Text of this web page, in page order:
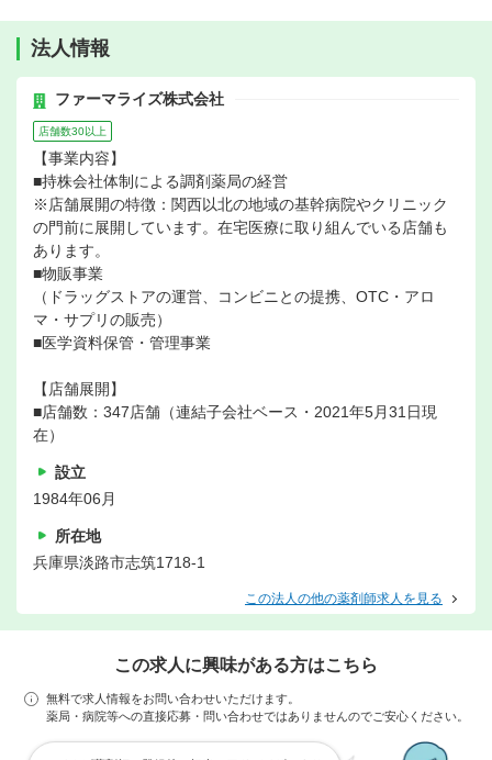
法人情報
ファーマライズ株式会社
店舗数30以上
【事業内容】
■持株会社体制による調剤薬局の経営
※店舗展開の特徴：関西以北の地域の基幹病院やクリニック
の門前に展開しています。在宅医療に取り組んでいる店舗も
あります。
■物販事業
（ドラッグストアの運営、コンビニとの提携、OTC・アロ
マ・サプリの販売）
■医学資料保管・管理事業
【店舗展開】
■店舗数：347店舗（連結子会社ベース・2021年5月31日現
在）
設立
1984年06月
所在地
兵庫県淡路市志筑1718-1
この法人の他の薬剤師求人を見る
この求人に興味がある方はこちら
無料で求人情報をお問い合わせいただけます。
薬局・病院等への直接応募・問い合わせではありませんのでご安心ください。